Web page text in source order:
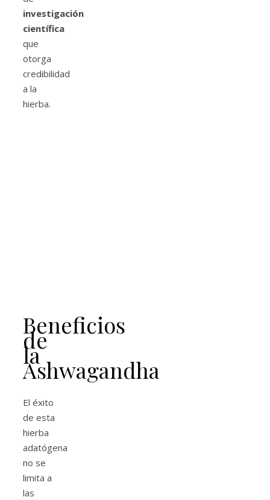
investigación
científica
que
otorga
credibilidad
a la
hierba.
Beneficios
de
la
Ashwagandha
El éxito
de esta
hierba
adatógena
no se
limita a
las